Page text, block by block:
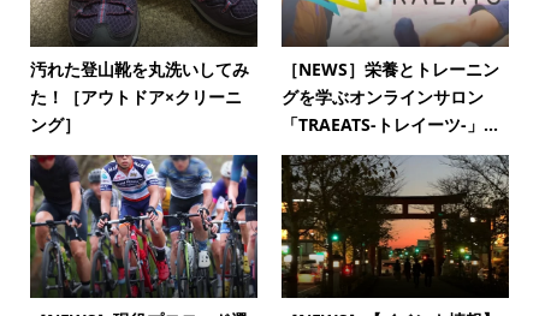
汚れた登山靴を丸洗いしてみ
た！［アウトドア×クリーニ
ング］
［NEWS］栄養とトレーニン
グを学ぶオンラインサロン
「TRAEATS-トレイーツ-」...